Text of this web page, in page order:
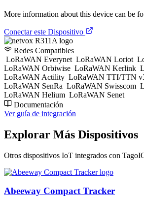
More information about this device can be
Conectar este Dispositivo
Redes Compatibles
LoRaWAN Everynet LoRaWAN Loriot
LoRaWAN Orbiwise LoRaWAN Kerlink
LoRaWAN Actility LoRaWAN TTI/TTN
LoRaWAN SenRa LoRaWAN Swisscom
LoRaWAN Helium LoRaWAN Senet
Documentación
Ver guía de integración
Explorar Más Dispositivos
Otros dispositivos IoT integrados con
Abeeway Compact Tracker